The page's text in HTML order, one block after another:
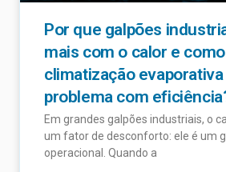
Por que galpões
mais com o calor e
climatização
problema com
Em grandes galpões industriais, o
um fator de desconforto: ele é um
operacional. Quando a